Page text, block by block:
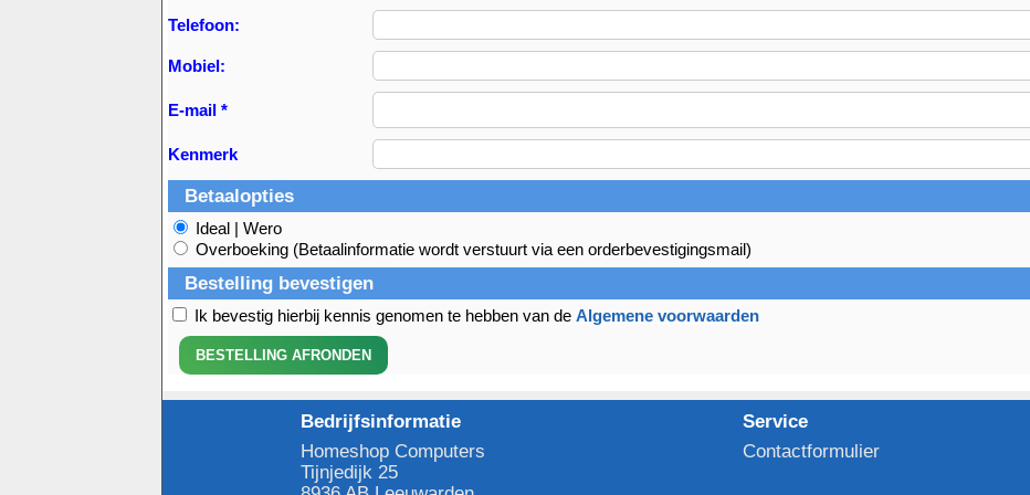
Telefoon:
Mobiel:
E-mail *
Kenmerk
Betaalopties
Ideal | Wero
Overboeking (Betaalinformatie wordt verstuurt via een orderbevestigingsmail)
Bestelling bevestigen
Ik bevestig hierbij kennis genomen te hebben van de Algemene voorwaarden
Bedrijfsinformatie
Homeshop Computers
Tijnjedijk 25
Service
Contactformulier